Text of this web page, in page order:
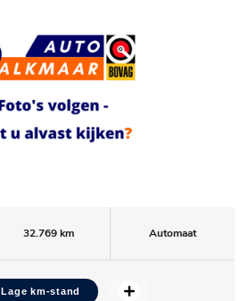
32.769 km Automaat
Lage km-stand